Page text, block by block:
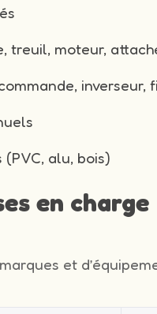
treuil, moteur,
inverseur,
alu, bois)
en charge
et